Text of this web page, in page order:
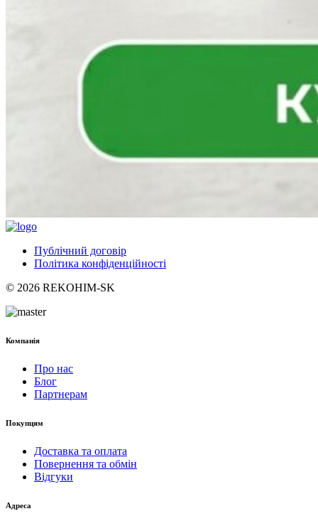
Публічний договір
Політика конфіденційності
© 2026 REKOHIM-SK
Компанія
Про нас
Блог
Партнерам
Покупцям
Доставка та оплата
Повернення та обмін
Відгуки
Адреса